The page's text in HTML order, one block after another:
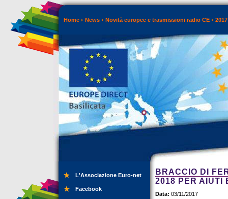
Home News Novità europee e trasmissioni radio CE 2017
L'Associazione Euro-net
Facebook
BRACCIO DI
2018 PER AIUTI
Data: 03/11/2017